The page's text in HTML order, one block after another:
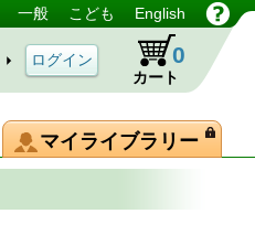
一般 こども English
カート
0
マイライブラリー